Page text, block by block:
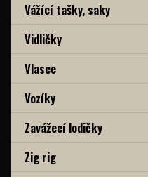
Vážící tašky, saky
Vidličky
Vlasce
Vozíky
Zavážecí lodičky
Zig rig